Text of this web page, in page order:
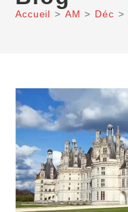
Accueil > AM > Déc >